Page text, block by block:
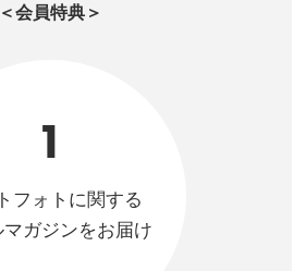
＜会員特典＞
1
フォトに関する
マガジンをお届け